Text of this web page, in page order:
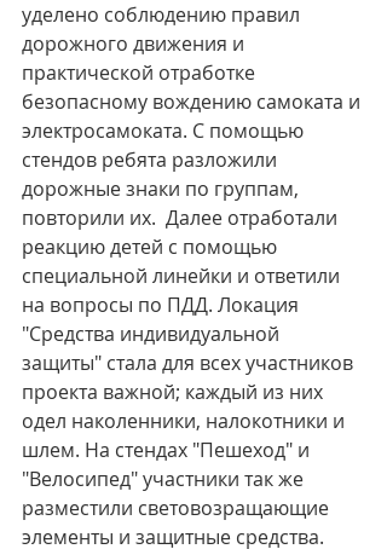
уделено соблюдению правил
дорожного движения и
практической отработке
безопасному вождению самоката и
электросамоката. С помощью
стендов ребята разложили
дорожные знаки по группам,
повторили их.  Далее отработали
реакцию детей с помощью
специальной линейки и ответили
на вопросы по ПДД. Локация
"Средства индивидуальной
защиты" стала для всех участников
проекта важной; каждый из них
одел наколенники, налокотники и
шлем. На стендах "Пешеход" и
"Велосипед" участники так же
разместили световозращающие
элементы и защитные средства.